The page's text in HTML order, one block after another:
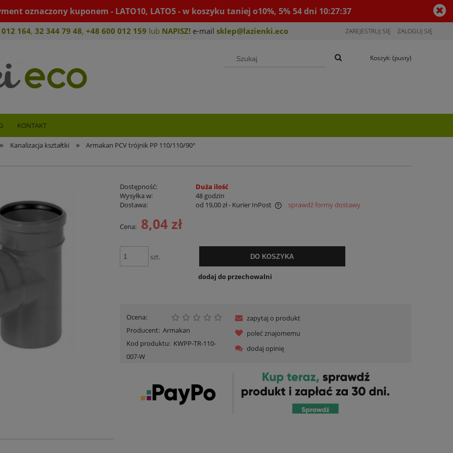
oznaczony kuponem - LATO10, LATO5 - w koszyku taniej o10%, 5% 54dni 10:27:37
164, 32 344 79 48, +48 600 012 159 lub NAPISZ! e-mail sklep@lazienki.eco ZAREJESTRUJ SIĘ ZALOGUJ SIĘ
Koszyk: (pusty)
KONTAKT
» Kanalizacja kształtki » Armakan PCV trójnik PP 110/110/90°
Dostępność:
Duża ilość
Wysyłka w:
48 godzin
Dostawa:
od 19,00 zł- Kurier InPost
Cena nie zawiera ewentualnych kosztów
sprawdź formy dostawy
Cena: 8,04 zł
szt. DO KOSZYKA
dodaj do przechowalni
Ocena:
Producent: Armakan
Kod produktu: KWPP-TR-110-
007-W
zapytaj o produkt
poleć znajomemu
dodaj opinię